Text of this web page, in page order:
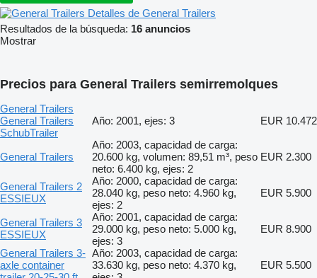
Detalles de General Trailers
Resultados de la búsqueda: 16 anuncios
Mostrar
Precios para General Trailers semirremolques
General Trailers
General Trailers
SchubTrailer
Año: 2001, ejes: 3 EUR 10.472
General Trailers
Año: 2003, capacidad de carga:
20.600 kg, volumen: 89,51 m³, peso
neto: 6.400 kg, ejes: 2
EUR 2.300
General Trailers 2
ESSIEUX
Año: 2000, capacidad de carga:
28.040 kg, peso neto: 4.960 kg,
ejes: 2
EUR 5.900
General Trailers 3
ESSIEUX
Año: 2001, capacidad de carga:
29.000 kg, peso neto: 5.000 kg,
ejes: 3
EUR 8.900
General Trailers 3-
axle container
Año: 2003, capacidad de carga:
33.630 kg, peso neto: 4.370 kg,
EUR 5.500